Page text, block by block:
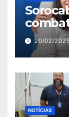
Jardim
20/02/
NOTÍCIAS